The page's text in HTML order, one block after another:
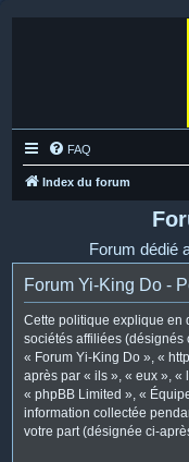
FAQ
Index du forum
Forum dédié
Forum Yi-King Do -
Cette politique explique en
sociétés affiliées (désignés
« Forum Yi-King Do », «
après par « ils », « eux », «
« phpBB Limited », «
information collectée
votre part (désignée ci-